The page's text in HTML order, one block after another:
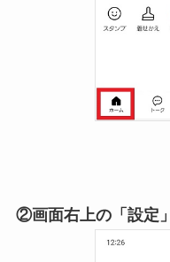
②画面右上の「設定